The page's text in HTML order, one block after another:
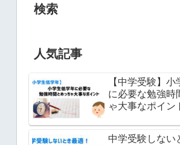
検索
人気記事
【中学受験】
に必要な勉強時
ゃ大事なポイン
中学受験しない